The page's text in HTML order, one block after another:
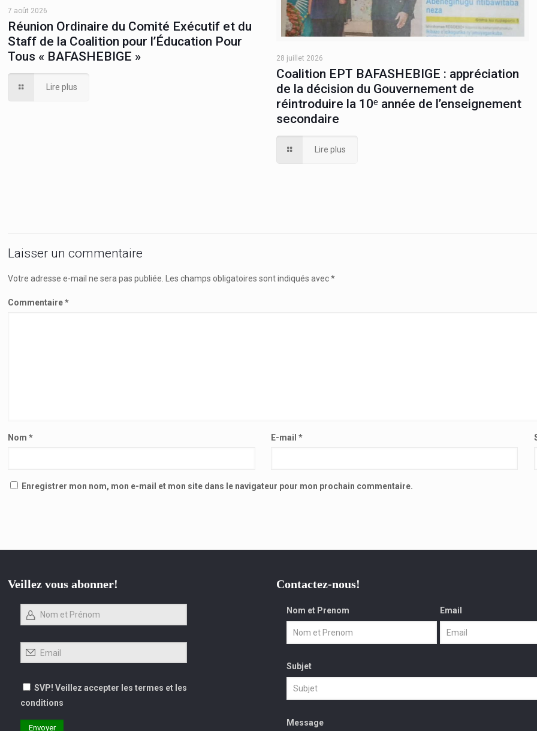
7 août 2026
Réunion Ordinaire du Comité Exécutif et du
Staff de la Coalition pour l’Éducation Pour
Tous « BAFASHEBIGE »
Lire plus
28 juillet 2026
Coalition EPT BAFASHEBIGE : appréciation
de la décision du Gouvernement de
réintroduire la 10ᵉ année de l’enseignement
secondaire
Lire plus
Laisser un commentaire
Votre adresse e-mail ne sera pas publiée. Les champs obligatoires sont indiqués avec*
Commentaire*
Nom* E-mail*
Enregistrer mon nom, mon e-mail et mon site dans le navigateur pour mon prochain commentaire.
Veillez vous abonner!
SVP! Veillez accepter les termes et les
conditions
Contactez-nous!
Nom et Prenom Email
Subjet
Message